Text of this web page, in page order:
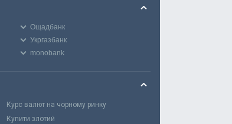
Ощадбанк
Укргазбанк
monobank
Курс валют на чорному ринку
Купити злотий